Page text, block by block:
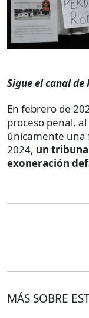
Sigue el canal de
En febrero de
proceso penal,
únicamente una
2024, un
exoneración
MÁS SOBRE